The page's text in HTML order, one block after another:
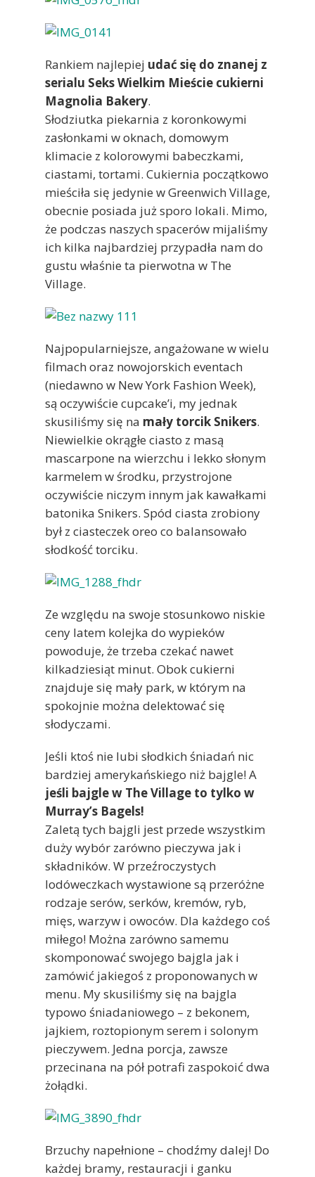
Rankiem najlepiej udać się do znanej z
serialu Seks Wielkim Mieście cukierni
Magnolia Bakery.
Słodziutka piekarnia z koronkowymi
zasłonkami w oknach, domowym
klimacie z kolorowymi babeczkami,
ciastami, tortami. Cukiernia początkowo
mieściła się jedynie w Greenwich Village,
obecnie posiada już sporo lokali. Mimo,
że podczas naszych spacerów mijaliśmy
ich kilka najbardziej przypadła nam do
gustu właśnie ta pierwotna w The
Village.
Najpopularniejsze, angażowane w wielu
filmach oraz nowojorskich eventach
(niedawno w New York Fashion Week),
są oczywiście cupcake’i, my jednak
skusiliśmy się na mały torcik Snikers.
Niewielkie okrągłe ciasto z masą
mascarpone na wierzchu i lekko słonym
karmelem w środku, przystrojone
oczywiście niczym innym jak kawałkami
batonika Snikers. Spód ciasta zrobiony
był z ciasteczek oreo co balansowało
słodkość torciku.
Ze względu na swoje stosunkowo niskie
ceny latem kolejka do wypieków
powoduje, że trzeba czekać nawet
kilkadziesiąt minut. Obok cukierni
znajduje się mały park, w którym na
spokojnie można delektować się
słodyczami.
Jeśli ktoś nie lubi słodkich śniadań nic
bardziej amerykańskiego niż bajgle! A
jeśli bajgle w The Village to tylko w
Murray’s Bagels!
Zaletą tych bajgli jest przede wszystkim
duży wybór zarówno pieczywa jak i
składników. W przeźroczystych
lodóweczkach wystawione są przeróżne
rodzaje serów, serków, kremów, ryb,
mięs, warzyw i owoców. Dla każdego coś
miłego! Można zarówno samemu
skomponować swojego bajgla jak i
zamówić jakiegoś z proponowanych w
menu. My skusiliśmy się na bajgla
typowo śniadaniowego – z bekonem,
jajkiem, roztopionym serem i solonym
pieczywem. Jedna porcja, zawsze
przecinana na pół potrafi zaspokoić dwa
żołądki.
Brzuchy napełnione – chodźmy dalej! Do
każdej bramy, restauracji i ganku